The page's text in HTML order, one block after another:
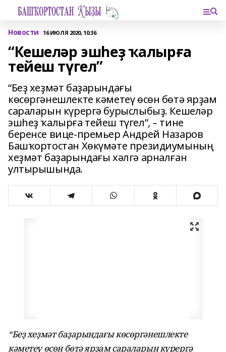
Новости 16 ИЮЛЯ 2020, 10:36
“Кешеләр эшһеҙ ҡалырға
тейеш түгел”
“Беҙ хеҙмәт баҙарындағы
көсөргәнешлекте кәметеү өсөн бөтә ярҙам
сараларын күрергә бурыслыбыҙ. Кешеләр
эшһеҙ ҡалырға тейеш түгел”, – тине
беренсе вице-премьер Андрей Назаров
Башҡортостан Хөкүмәте президиумының
хеҙмәт баҙарындағы хәлгә арналған
ултырышында.
“Беҙ хеҙмәт баҙарындағы көсөргәнешлекте
кәметеү өсөн бөтә ярҙам сараларын күрергә